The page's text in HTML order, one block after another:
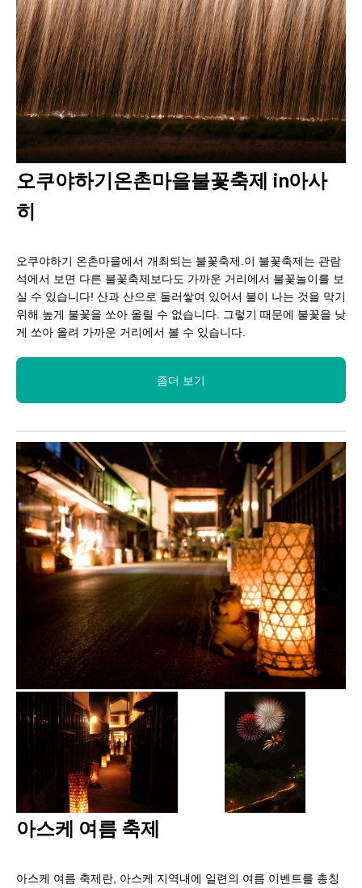
오쿠야하기온촌마을불꽃축제 in아사
히
오쿠야하기 온촌마을에서 개최되는 불꽃축제.이 불꽃축제는 관람
석에서 보면 다른 불꽃축제보다도 가까운 거리에서 불꽃놀이를 보
실 수 있습니다! 산과 산으로 둘러쌓여 있어서 불이 나는 것을 막기
위해 높게 불꽃을 쏘아 올릴 수 없습니다. 그렇기 때문에 불꽃을 낮
게 쏘아 올려 가까운 거리에서 볼 수 있습니다.
좀더 보기
아스케 여름 축제
아스케 여름 축제란, 아스케 지역내에 일련의 여름 이벤트를 총칭